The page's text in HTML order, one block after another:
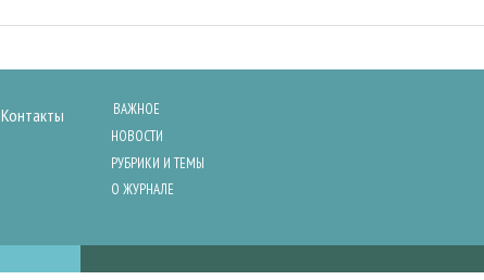
Контакты
ВАЖНОЕ
НОВОСТИ
РУБРИКИ И ТЕМЫ
О ЖУРНАЛЕ